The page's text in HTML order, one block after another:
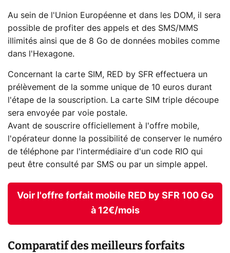
Au sein de l'Union Européenne et dans les DOM, il sera
possible de profiter des appels et des SMS/MMS
illimités ainsi que de 8 Go de données mobiles comme
dans l'Hexagone.
Concernant la carte SIM, RED by SFR effectuera un
prélèvement de la somme unique de 10 euros durant
l'étape de la souscription. La carte SIM triple découpe
sera envoyée par voie postale.
Avant de souscrire officiellement à l'offre mobile,
l'opérateur donne la possibilité de conserver le numéro
de téléphone par l'intermédiaire d'un code RIO qui
peut être consulté par SMS ou par un simple appel.
Voir l'offre forfait mobile RED by SFR 100 Go
à 12€/mois
Comparatif des meilleurs forfaits